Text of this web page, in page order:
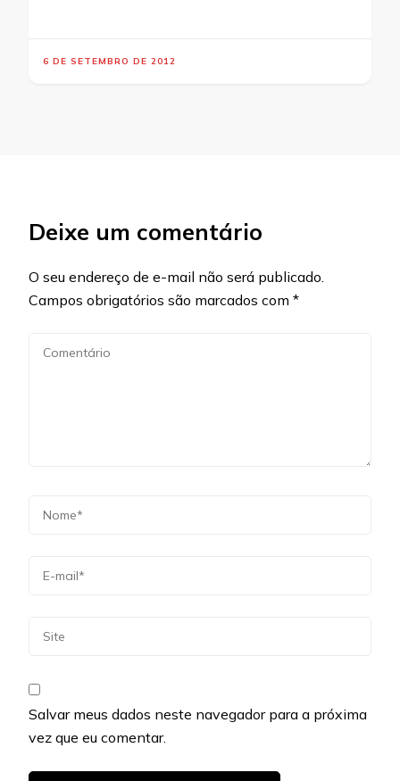
6 DE SETEMBRO DE 2012
Deixe um comentário
O seu endereço de e-mail não será publicado.
Campos obrigatórios são marcados com *
Salvar meus dados neste navegador para a próxima
vez que eu comentar.